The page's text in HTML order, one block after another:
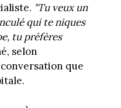
"Tu veux un
qui te niques
tu préfères
selon
que